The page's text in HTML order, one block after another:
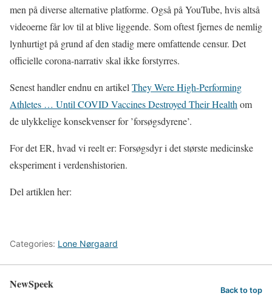
men på diverse alternative platforme. Også på YouTube, hvis altså
videoerne får lov til at blive liggende. Som oftest fjernes de nemlig
lynhurtigt på grund af den stadig mere omfattende censur. Det
officielle corona-narrativ skal ikke forstyrres.
Senest handler endnu en artikel They Were High-Performing
Athletes … Until COVID Vaccines Destroyed Their Health om
de ulykkelige konsekvenser for ’forsøgsdyrene’.
For det ER, hvad vi reelt er: Forsøgsdyr i det største medicinske
eksperiment i verdenshistorien.
Del artiklen her:
Categories: Lone Nørgaard
NewSpeek Back to top